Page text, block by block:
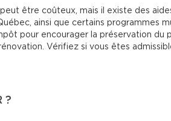
être coûteux, mais il existe des
ainsi que certains programmes
pour encourager la préservation du
Vérifiez si vous êtes
?